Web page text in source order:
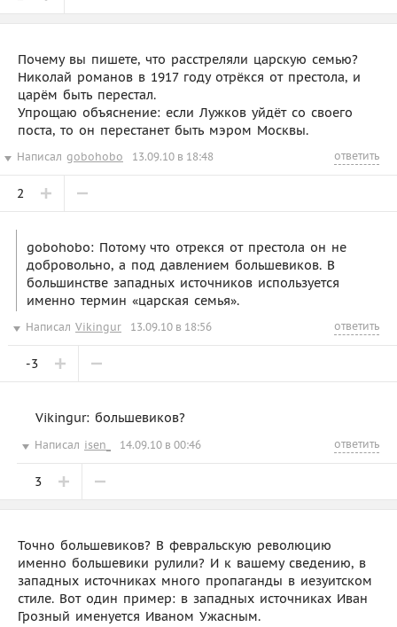
Почему вы пишете, что расстреляли царскую семью?
Николай романов в 1917 году отрёкся от престола, и
царём быть перестал.
Упрощаю объяснение: если Лужков уйдёт со своего
поста, то он перестанет быть мэром Москвы.
Написал gobohobo 13.09.10 в 18:48 ответить
2
gobohobo: Потому что отрекся от престола он не
добровольно, а под давлением большевиков. В
большинстве западных источников используется
именно термин «царская семья».
Написал Vikingur 13.09.10 в 18:56 ответить
-3
Vikingur: большевиков?
Написал isen_ 14.09.10 в 00:46 ответить
3
Точно большевиков? В февральскую революцию
именно большевики рулили? И к вашему сведению, в
западных источниках много пропаганды в иезуитском
стиле. Вот один пример: в западных источниках Иван
Грозный именуется Иваном Ужасным.